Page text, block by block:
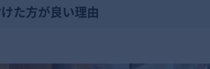
た方が良い理由